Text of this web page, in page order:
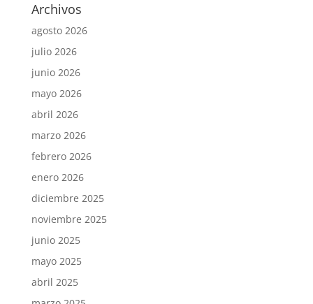
Archivos
agosto 2026
julio 2026
junio 2026
mayo 2026
abril 2026
marzo 2026
febrero 2026
enero 2026
diciembre 2025
noviembre 2025
junio 2025
mayo 2025
abril 2025